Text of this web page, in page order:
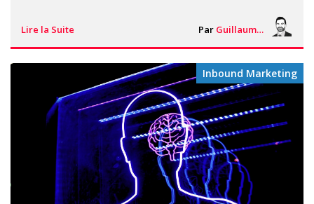
Lire la Suite Par Guillaume Vigneron
Inbound Marketing